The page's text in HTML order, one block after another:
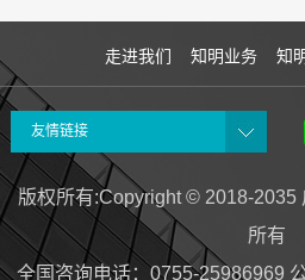
走进我们 知明业务 知
友情链接
版权所有:Copyright © 2018-2035
所有
全国咨询电话：0755-25986969